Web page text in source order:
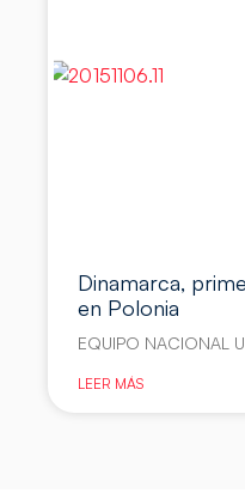
Dinamarca,
en Polonia
EQUIPO NACIONAL
LEER MÁS